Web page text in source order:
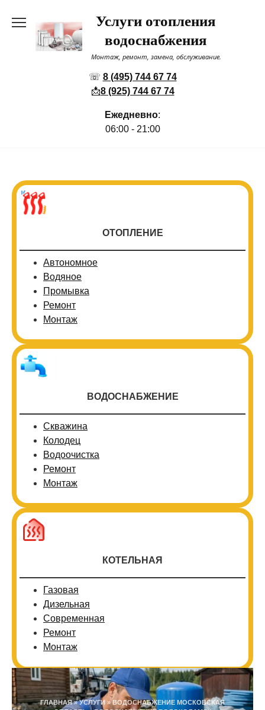
содержанию
Услуги отопления
водоснабжения
Монтаж, ремонт, замена, обслуживание.
☏ 8 (495) 744 67 74
📩8 (925) 744 67 74
Ежедневно:
06:00 - 21:00
ОТОПЛЕНИЕ
Автономное
Водяное
Промывка
Ремонт
Монтаж
ВОДОСНАБЖЕНИЕ
Скважина
Колодец
Водоочистка
Ремонт
Монтаж
КОТЕЛЬНАЯ
Газовая
Дизельная
Современная
Ремонт
Монтаж
ГЛАВНАЯ»УСЛУГИ »ВОДОСНАБЖЕНИЕ МОСКОВСКАЯ